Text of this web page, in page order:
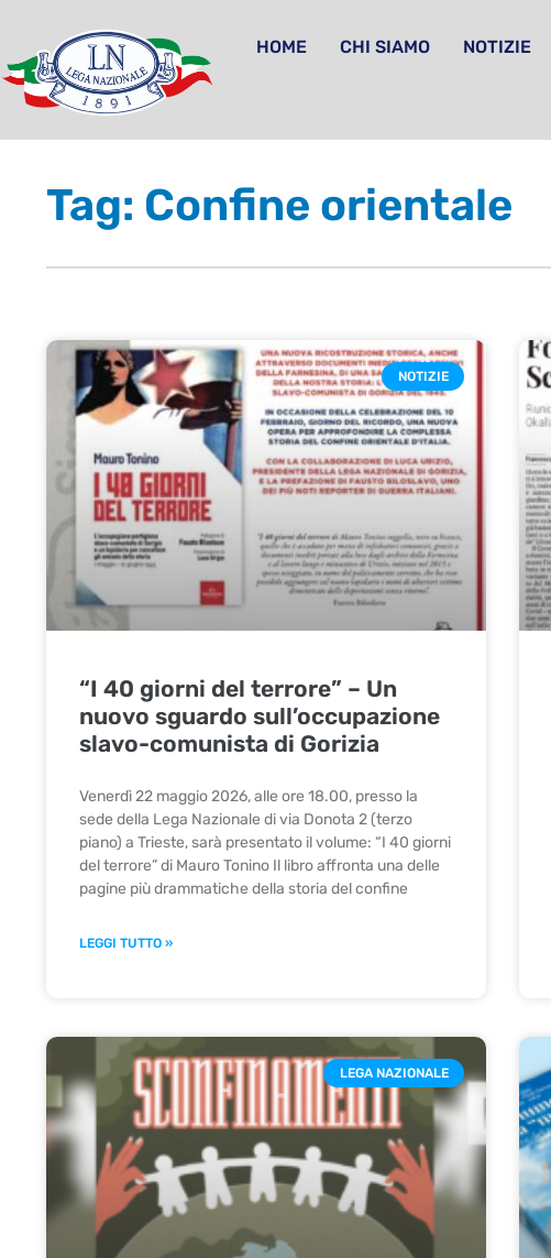
HOME CHI SIAMO NOTIZIE
Tag: Confine orientale
NOTIZIE
“I 40 giorni del terrore” – Un
nuovo sguardo sull’occupazione
slavo-comunista di Gorizia
Venerdì 22 maggio 2026, alle ore 18.00, presso la
sede della Lega Nazionale di via Donota 2 (terzo
piano) a Trieste, sarà presentato il volume: “I 40 giorni
del terrore” di Mauro Tonino Il libro affronta una delle
pagine più drammatiche della storia del confine
LEGGI TUTTO »
LEGA NAZIONALE